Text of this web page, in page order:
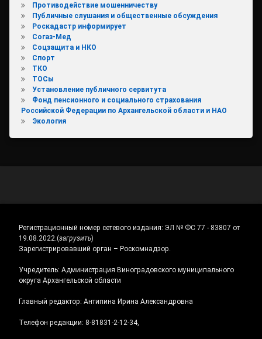
Противодействие мошенничеству
Публичные слушания и общественные обсуждения
Роскадастр информирует
Согаз-Мед
Соцзащита и НКО
Спорт
ТКО
ТОСы
Установление публичного сервитута
Фонд пенсионного и социального страхования
Российской Федерации по Архангельской области и НАО
Экология
Регистрационный номер сетевого издания: ЭЛ № ФС 77 - 83807 от
19.08.2022.(загрузить)
Зарегистрировавший орган – Роскомнадзор.
Учредитель: Администрация Виноградовского муниципального
округа Архангельской области
Главный редактор: Антипина Ирина Александровна
Телефон редакции: 8-81831-2-12-34,